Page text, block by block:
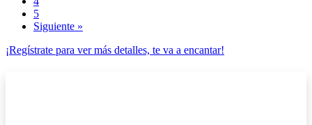
5
Siguiente »
¡Regístrate para ver más detalles, te va a encantar!